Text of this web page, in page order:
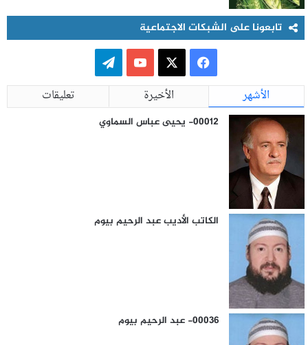
تابعونا على الشبكات الاجتماعية
ي
س
X
Y
o
b
ي
ل
م
الأشهر الأخيرة تعليقات
00012- يحيى عباس السماوي
الكاتب الأديب عبد الرحيم بيوم
00036- عبد الرحيم بيوم